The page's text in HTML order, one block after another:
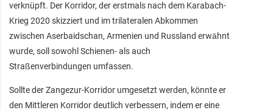
verknüpft. Der Korridor, der erstmals nach dem Karabach-
Krieg 2020 skizziert und im trilateralen Abkommen
zwischen Aserbaidschan, Armenien und Russland erwähnt
wurde, soll sowohl Schienen- als auch
Straßenverbindungen umfassen.
Sollte der Zangezur-Korridor umgesetzt werden, könnte er
den Mittleren Korridor deutlich verbessern, indem er eine